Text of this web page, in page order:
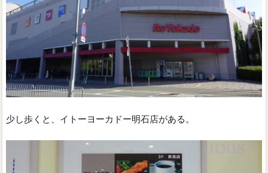
少し歩くと、イトーヨーカドー明石店がある。